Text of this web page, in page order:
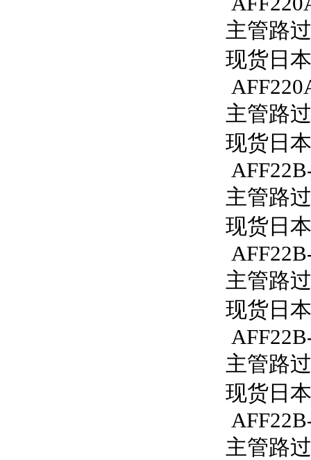
主管路
现货日
主管路
现货日
主管路
现货日
主管路
现货日
主管路
现货日
主管路